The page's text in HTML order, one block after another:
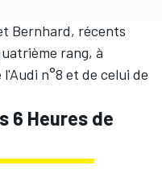
Bernhard, récents
rang, à
n°8 et de celui de
6 Heures de